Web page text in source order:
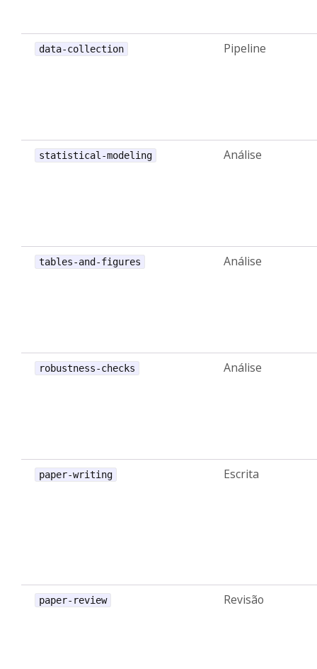
data-collection Pipeline
statistical-modeling Análise
tables-and-figures Análise
robustness-checks Análise
paper-writing Escrita
paper-review Revisão